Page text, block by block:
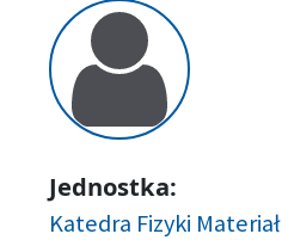
Jednostka:
Katedra Fizyki